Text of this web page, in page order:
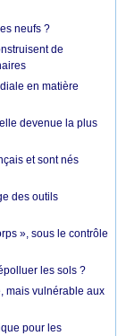
neufs ?
de
en matière
devenue la plus
et sont nés
des outils
», sous le contrôle
les sols ?
mais vulnérable aux
pour les